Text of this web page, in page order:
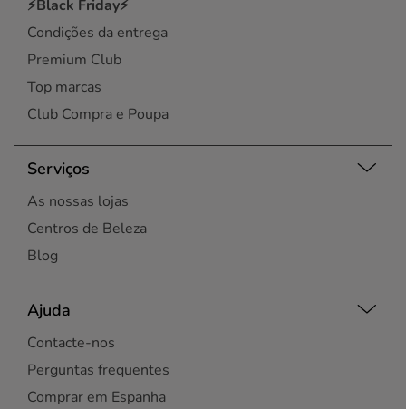
⚡Black Friday⚡
Condições da entrega
Premium Club
Top marcas
Club Compra e Poupa
Serviços
As nossas lojas
Centros de Beleza
Blog
Ajuda
Contacte-nos
Perguntas frequentes
Comprar em Espanha